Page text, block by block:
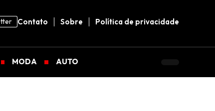
Contato Sobre Política de privacidade
MODA AUTO